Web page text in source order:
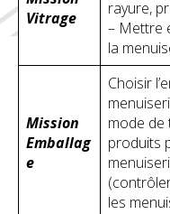
Vitrage
rayure,
– Mettre
la
Mission
Emballag
e
Choisir
mode de
produits
les